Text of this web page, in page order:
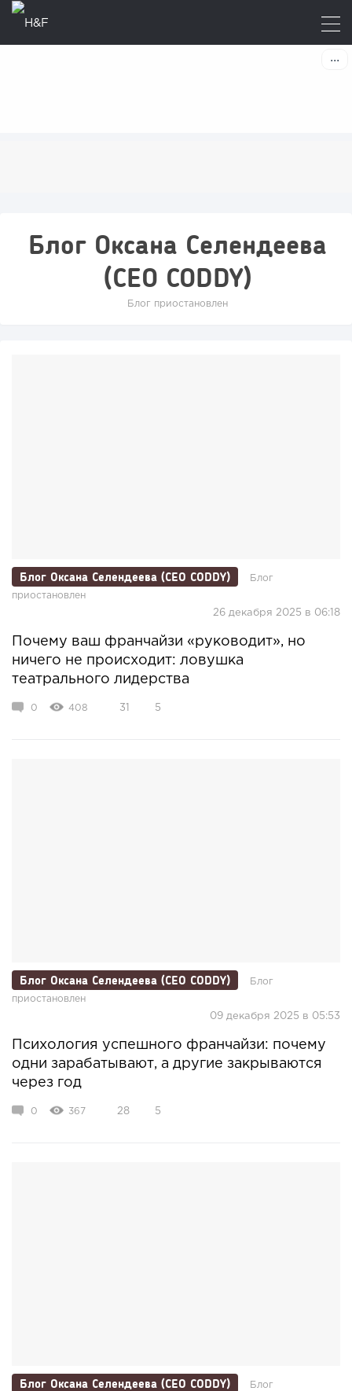
Блог Оксана Селендеева
(CEO CODDY)
Блог приостановлен
Блог Оксана Селендеева (CEO CODDY)
Блог
приостановлен
26 декабря 2025 в 06:18
Почему ваш франчайзи «руководит», но
ничего не происходит: ловушка
театрального лидерства
0 408 31 5
Блог Оксана Селендеева (CEO CODDY)
Блог
приостановлен
09 декабря 2025 в 05:53
Психология успешного франчайзи: почему
одни зарабатывают, а другие закрываются
через год
0 367 28 5
Блог Оксана Селендеева (CEO CODDY)
Блог